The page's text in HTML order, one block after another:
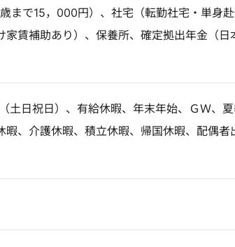
で15，000円）、社宅（転勤社宅・単身
賃補助あり）、保養所、確定拠出年金（日
土日祝日）、有給休暇、年末年始、ＧＷ、
、介護休暇、積立休暇、帰国休暇、配偶者